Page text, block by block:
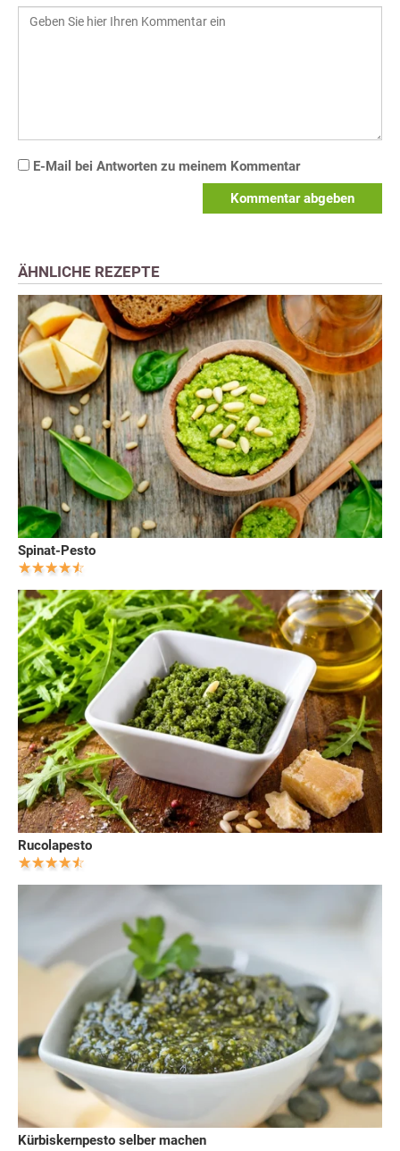
E-Mail bei Antworten zu meinem Kommentar
Kommentar abgeben
ÄHNLICHE REZEPTE
Spinat-Pesto
Rucolapesto
Kürbiskernpesto selber machen